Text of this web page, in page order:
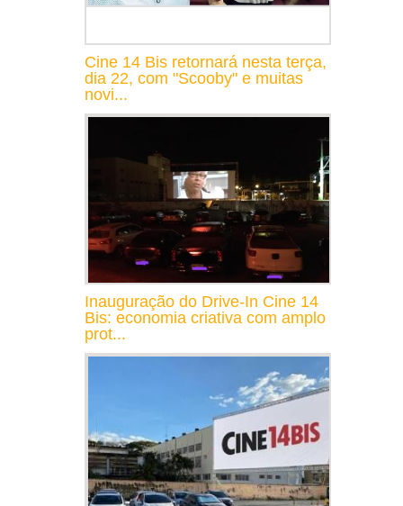
Cine 14 Bis retornará nesta terça,
dia 22, com "Scooby" e muitas
novi...
Inauguração do Drive-In Cine 14
Bis: economia criativa com amplo
prot...